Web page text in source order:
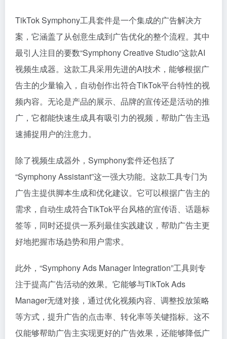
TikTok Symphony工具套件是一个集成的广告解决方
案，它涵盖了从创意生成到广告优化的整个流程。其中
最引人注目的要数“Symphony Creative Studio”这款AI
视频生成器。这款工具采用先进的AI技术，能够根据广
告主的少量输入，自动创作出符合TikTok平台特性的视
频内容。无论是产品的展示、品牌的宣传还是活动的推
广，它都能快速生成具有吸引力的视频，帮助广告主迅
速捕捉用户的注意力。
除了视频生成器外，Symphony套件还包括了
“Symphony Assistant”这一强大功能。这款工具专门为
广告主提供脚本生成和优化建议。它可以根据广告主的
需求，自动生成符合TikTok平台风格的宣传语、话题标
签等，同时还提供一系列最佳实践建议，帮助广告主更
好地把握市场趋势和用户需求。
此外，“Symphony Ads Manager Integration”工具则专
注于提高广告活动的效果。它能够与TikTok Ads
Manager无缝对接，通过优化视频内容、调整投放策略
等方式，提升广告的点击率、转化率等关键指标。这不
仅能够帮助广告主实现更好的广告效果，还能够降低广